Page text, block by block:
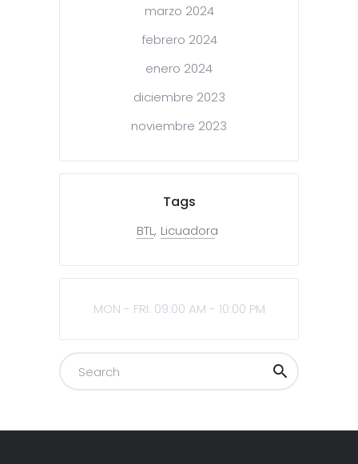
marzo 2024
febrero 2024
enero 2024
diciembre 2023
noviembre 2023
Tags
BTL Licuadora
MON - FRI: 09:00 AM - 10:00 PM